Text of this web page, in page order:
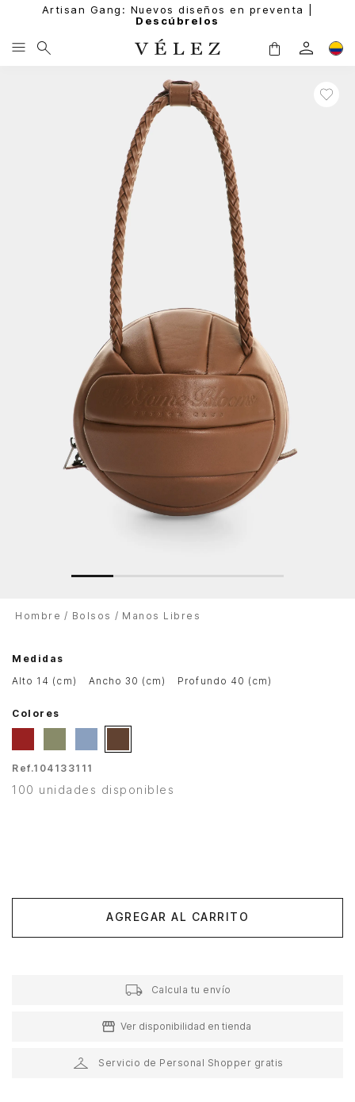
Artisan Gang: Nuevos diseños en preventa |
Descúbrelos
Hombre Bolsos Manos Libres
Medidas
alto 14 (cm)
ancho 30 (cm) profundo 40 (cm)
Colores
Ref.104133111
100 unidades disponibles
AGREGAR AL CARRITO
Calcula tu envío
Ver disponibilidad en tienda
Servicio de Personal Shopper gratis